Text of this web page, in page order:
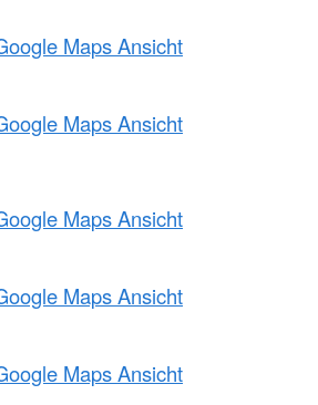
Maps Ansicht
Maps Ansicht
Maps Ansicht
Maps Ansicht
Maps Ansicht